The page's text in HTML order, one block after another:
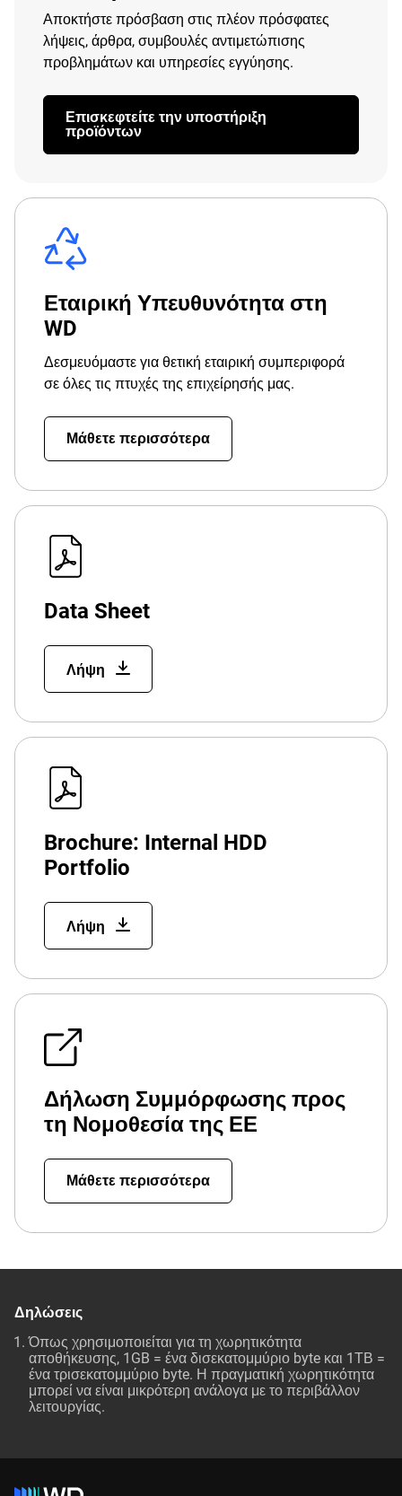
Αποκτήστε πρόσβαση στις πλέον πρόσφατες
λήψεις, άρθρα, συμβουλές αντιμετώπισης
προβλημάτων και υπηρεσίες εγγύησης.
Επισκεφτείτε την υποστήριξη
προϊόντων
Εταιρική Υπευθυνότητα στη
WD
Δεσμευόμαστε για θετική εταιρική συμπεριφορά
σε όλες τις πτυχές της επιχείρησής μας.
Μάθετε περισσότερα
Data Sheet
Λήψη
Brochure: Internal HDD
Portfolio
Λήψη
Δήλωση Συμμόρφωσης προς
τη Νομοθεσία της ΕΕ
Μάθετε περισσότερα
Δηλώσεις
Όπως χρησιμοποιείται για τη χωρητικότητα
αποθήκευσης, 1GB = ένα δισεκατομμύριο byte και 1ΤΒ =
ένα τρισεκατομμύριο byte. Η πραγματική χωρητικότητα
μπορεί να είναι μικρότερη ανάλογα με το περιβάλλον
λειτουργίας.